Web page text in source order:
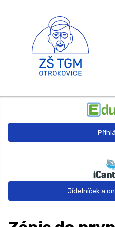
BUDOUCÍ PRVŇÁČCI
AKTUALITY
Kontaktní informace
Jídelníček a